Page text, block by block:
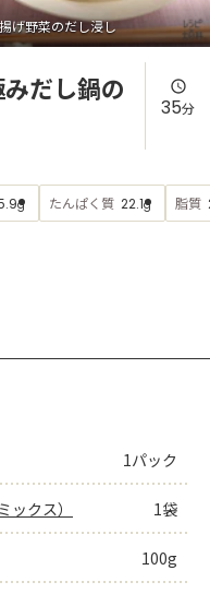
揚げ野菜のだし浸し
だし鍋の
35分
g たんぱく質 22.1g 脂質
1パック
クス） 1袋
100g